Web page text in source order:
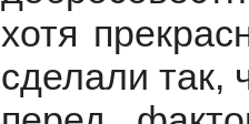
хотя
сделали так,